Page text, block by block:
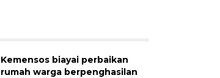
Kemensos biayai perbaikan
rumah warga berpenghasilan